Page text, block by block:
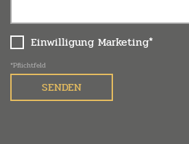
Einwilligung Marketing*
*Pflichtfeld